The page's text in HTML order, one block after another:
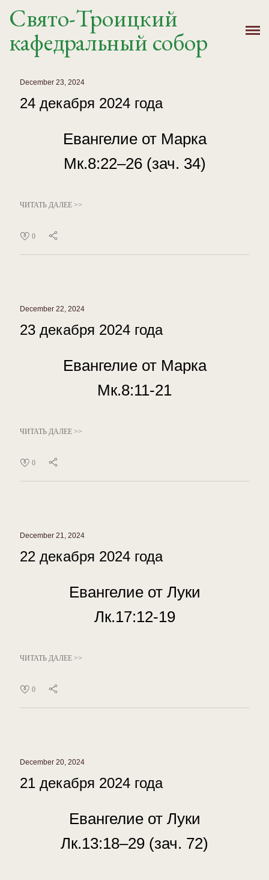
Главная
История
Расписание
Новости
Крещение, Венчание
Контакты
Свято-Троицкий
кафедральный собор
December 23, 2024
24 декабря 2024 года
Евангелие от Марка
Мк.8:22–26 (зач. 34)
ЧИТАТЬ ДАЛЕЕ >>
0
December 22, 2024
23 декабря 2024 года
Евангелие от Марка
Мк.8:11-21
ЧИТАТЬ ДАЛЕЕ >>
0
December 21, 2024
22 декабря 2024 года
Евангелие от Луки
Лк.17:12-19
ЧИТАТЬ ДАЛЕЕ >>
0
December 20, 2024
21 декабря 2024 года
Евангелие от Луки
Лк.13:18–29 (зач. 72)